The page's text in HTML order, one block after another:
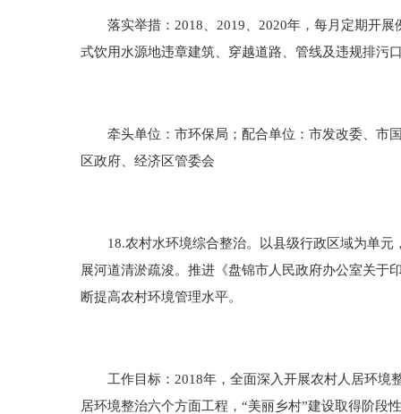
落实举措：2018、2019、2020年，每月定期开展
式饮用水源地违章建筑、穿越道路、管线及违规排污
牵头单位：市环保局；配合单位：市发改委、市国
区政府、经济区管委会
18.农村水环境综合整治。以县级行政区域为单元
展河道清淤疏浚。推进《盘锦市人民政府办公室关于
断提高农村环境管理水平。
工作目标：2018年，全面深入开展农村人居环境
居环境整治六个方面工程，“美丽乡村”建设取得阶段